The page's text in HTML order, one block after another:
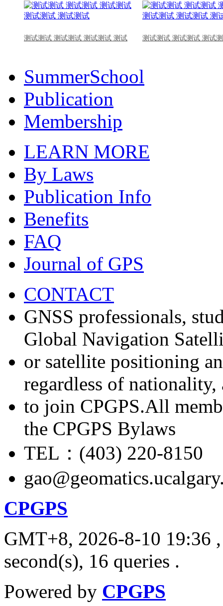
测试测试 测试测试 测试测试 测试 测试测试 测试测试 测试
SummerSchool
Publication
Membership
LEARN MORE
By Laws
Publication Info
Benefits
FAQ
Journal of GPS
CONTACT
GNSS professionals,
Global Navigation
or satellite positioning
regardless of nationality,
to join CPGPS.All
the CPGPS Bylaws
TEL：(403) 220-8150
CPGPS
GMT+8, 2026-8-10 19:36
second(s), 16 queries .
Powered by CPGPS